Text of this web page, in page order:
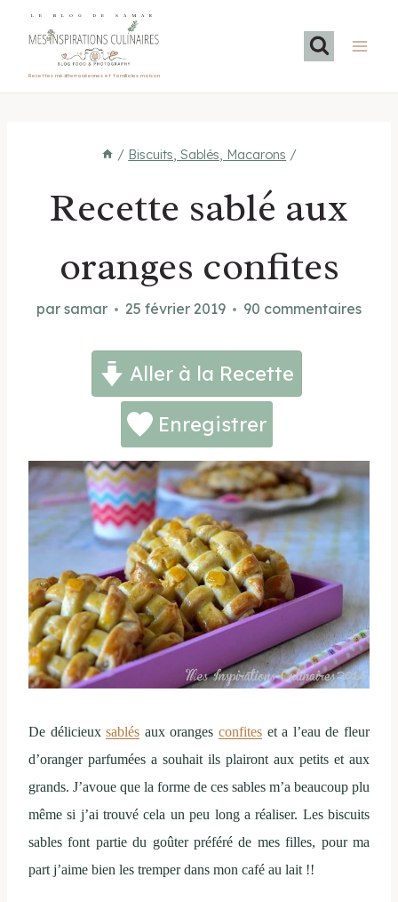
LE BLOG DE SAMAR
Recettes méditerranéennes et familiales maison
/ Biscuits, Sablés, Macarons /
Recette sablé aux
oranges confites
par samar 25 février 2019 90 commentaires
Aller à la Recette
Enregistrer
De délicieuxsablés aux orangesconfites et a l’eau de fleur
d’oranger parfumées a souhait ils plairont aux petits et aux
grands. J’avoue que la forme de ces sables m’a beaucoup plu
même si j’ai trouvé cela un peu long a réaliser. Les biscuits
sables font partie du goûter préféré de mes filles, pour ma
part j’aime bien les tremper dans mon café au lait !!